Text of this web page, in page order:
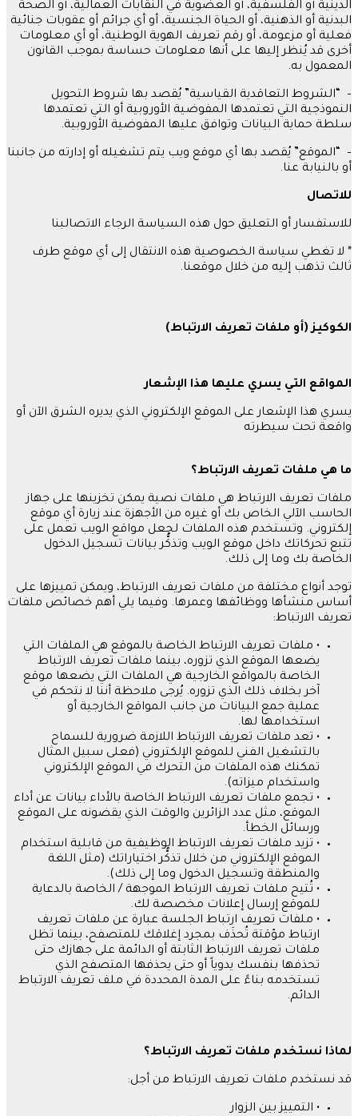
الدينية أو الفلسفية، أو العضوية في النقابات العمالية، أو الصحة
البدنية أو الذهنية، أو الحياة الجنسية، أو أي جرائم أو عقوبات جنائية
فعلية أو مزعومة، أو رقم تعريف الهوية الوطنية، أو أي معلومات
أخرى قد يُنظر إليها على أنها معلومات حساسة بموجب القانون
المعمول به.
– “ الشروط التعاقدية القياسية” يُقصد بها شروط التحويل
النموذجية التي تعتمدها المفوضية الأوروبية أو التي تعتمدها
سلطة حماية البيانات وتوافق عليها المفوضية الأوروبية.
– “ الموقع” يُقصد بها أي موقع ويب يتم تشغيله أو إدارته من جانبنا
أو بالنيابة عنا.
للاتصال
للاستفسار أو التعليق حول هذه السياسة الرجاء الاتصالبنا
* لا تغطي سياسة الخصوصية هذه الانتقال إلى أي موقع طرف
ثالث تذهب إليه من خلال موقعنا.
الكوكيز(أو ملفات تعريف الارتباط)
المواقع التي يسري عليها هذا الإشعار
يسري هذا الإشعار على الموقع الإلكتروني الذي يديره الشرق الآن أو
واقعة تحت سيطرته
ما هي ملفات تعريف الارتباط؟
ملفات تعريف الارتباط هي ملفات نصية يمكن تخزينها على جهاز
الحاسب الآلي الخاص بك أو غيره من الأجهزة عند زيارة أي موقع
إلكتروني. وتستخدم هذه الملفات لجعل مواقع الويب تعمل على
تتبع تحركاتك داخل موقع الويب وتذكُّر بيانات تسجيل الدخول
الخاصة بك وما إلى ذلك.
توجد أنواع مختلفة من ملفات تعريف الارتباط، ويمكن تمييزها على
أساس منشأها ووظائفها وعمرها. وفيما يلي أهم خصائص ملفات
تعريف الارتباط:
• ملفات تعريف الارتباط الخاصة بالموقع هي الملفات التي
يضعها الموقع الذي تزوره، بينما ملفات تعريف الارتباط
الخاصة بالمواقع الخارجية هي الملفات التي يضعها موقع
آخر بخلاف ذلك الذي تزوره. يُرجى ملاحظة أننا لا نتحكم في
عملية جمع البيانات من جانب المواقع الخارجية أو
استخدامها لها.
• تعد ملفات تعريف الارتباط اللازمة ضرورية للسماح
بالتشغيل الفني للموقع الإلكتروني (فعلى سبيل المثال
تمكنك هذه الملفات من التحرك في الموقع الإلكتروني
واستخدام ميزاته)
.
• تجمع ملفات تعريف الارتباط الخاصة بالأداء بيانات عن أداء
الموقع، مثل عدد الزائرين والوقت الذي يقضونه على الموقع
ورسائل الخطأ.
• تزيد ملفات تعريف الارتباط الوظيفية من قابلية استخدام
الموقع الإلكتروني من خلال تذكُّر اختياراتك (مثل اللغة
والمنطقة وتسجيل الدخول وما إلى ذلك)
.
• تُتيح ملفات تعريف الارتباط الموجهة / الخاصة بالدعاية
للموقع إرسال إعلانات مخصصة لك.
• ملفات تعريف ارتباط الجلسة عبارة عن ملفات تعريف
ارتباط مؤقتة تُحذَف بمجرد إغلاقك للمتصفح، بينما تظل
ملفات تعريف الارتباط الثابتة أو الدائمة على جهازك حتى
تحذفها بنفسك يدوياً أو حتى يحذفها المتصفح الذي
تستخدمه بناءً على المدة المحددة في ملف تعريف الارتباط
الدائم.
لماذا نستخدم ملفات تعريف الارتباط؟
قد نستخدم ملفات تعريف الارتباط من أجل:
• التمييز بين الزوار